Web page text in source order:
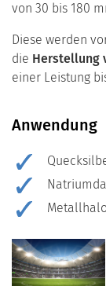
von 30 bis 180
Diese werden
die Herstellung
einer Leistung
Anwendung